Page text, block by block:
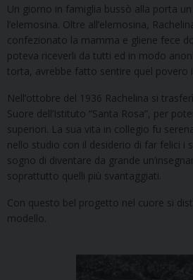
Un giorno in famiglia bussò alla porta
l’elemosina. Oltre all’elemosina,
confezionato la mamma e gliene fece
poteva riceverli da tutti ed in modo
torta, avrebbe fatto sentire quel povero
Nell’ottobre del 1936 Rachelina si
Suore dell’Istituto “Santa Rosa”, per
superiori. La sua vita in collegio fu
nello studio con il desiderio di far felici i
sogno di diventare da grande
soprattutto quelli più svantaggiati.
Con questo bel progetto nel cuore si
modello.